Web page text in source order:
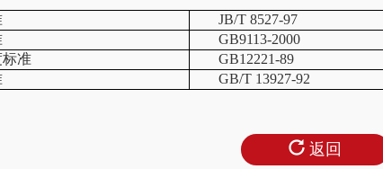
JB/T 8527-97
GB9113-2000
准
GB12221-89
GB/T 13927-92
返回